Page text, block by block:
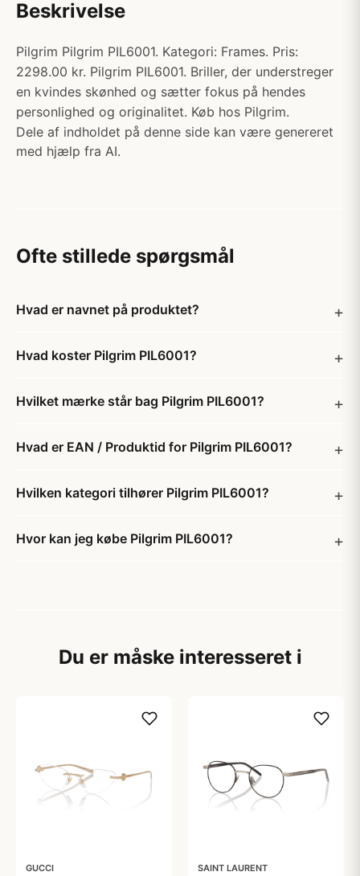
Beskrivelse
Pilgrim Pilgrim PIL6001. Kategori: Frames. Pris:
2298.00 kr. Pilgrim PIL6001. Briller, der understreger
en kvindes skønhed og sætter fokus på hendes
personlighed og originalitet. Køb hos Pilgrim.
Dele af indholdet på denne side kan være genereret
med hjælp fra AI.
Ofte stillede spørgsmål
Hvad er navnet på produktet?
Hvad koster Pilgrim PIL6001?
Hvilket mærke står bag Pilgrim PIL6001?
Hvad er EAN / Produktid for Pilgrim PIL6001?
Hvilken kategori tilhører Pilgrim PIL6001?
Hvor kan jeg købe Pilgrim PIL6001?
Du er måske interesseret i
GUCCI SAINT LAURENT